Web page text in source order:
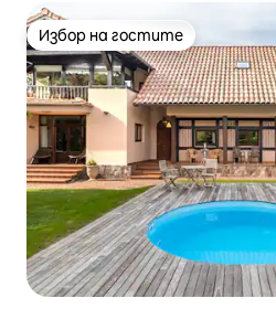
Избор на гостите
Избор на гостите